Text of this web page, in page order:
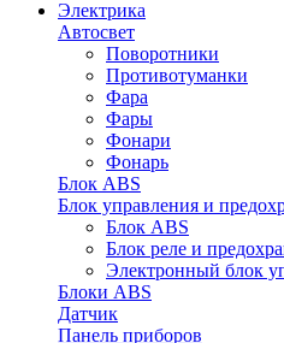
Электрика
Автосвет
Поворотники
Противотуманки
Фара
Фары
Фонари
Фонарь
Блок ABS
Блок управления и
Блок ABS
Блок реле и
Электронный блок
Блоки ABS
Датчик
Панель приборов